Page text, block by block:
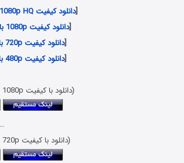
[دانلود کیفیت 1080p HQ با حجم 2.03 گیگابایت
[دانلود کیفیت 1080p با حجم 1.48 گیگابایت
[دانلود کیفیت 720p با حجم 773 مگابایت
[دانلود کیفیت 480p با حجم 557 مگابایت
(دانلود با کیفیت 1080p با حجم 1.42 گیگابایت)
…
(دانلود با کیفیت 720p با حجم 677 مگابایت)